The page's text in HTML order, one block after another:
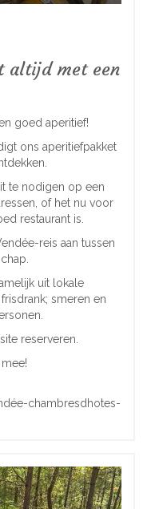
altijd met een
goed aperitief!
ons aperitiefpakket
te nodigen op een
of het nu voor
restaurant is.
reis aan tussen
uit lokale
smeren en
reserveren.
chambresdhotes-